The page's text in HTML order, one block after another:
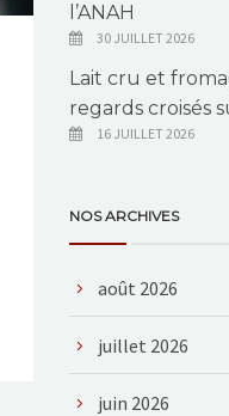
l’ANAH
30 JUILLET 2026
Lait cru et
regards croisés
16 JUILLET 2026
NOS ARCHIVES
août 2026
juillet 2026
juin 2026